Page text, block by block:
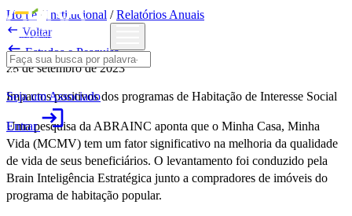
Seja um Associado
Entrarlogin
Home/Institucional /Relatórios Anuais
 Voltar
Estudos e Pesquisa
28 de setembro de 2023
Impactos positivos dos programas de Habitação de Interesse Social
Uma pesquisa da ABRAINC aponta que o Minha Casa, Minha
Vida (MCMV) tem um fator significativo na melhoria da qualidade
de vida de seus beneficiários. O levantamento foi conduzido pela
Brain Inteligência Estratégica junto a compradores de imóveis do
programa de habitação popular.